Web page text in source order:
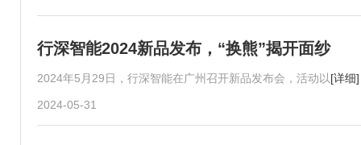
行深智能2024新品发布，“换熊”揭开面纱
2024年5月29日，行深智能在广州召开新品发布会，活动以[详细]
2024-05-31